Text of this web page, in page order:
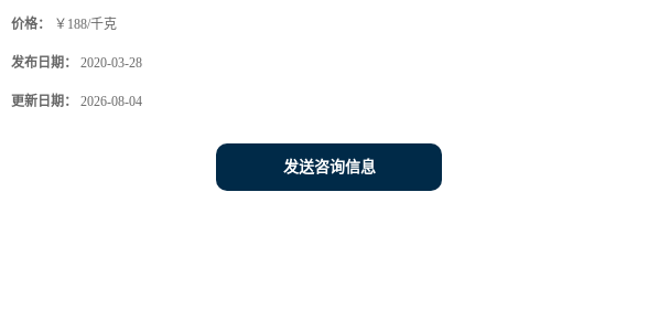
价格： ￥188/千克
发布日期： 2020-03-28
更新日期： 2026-08-04
发送咨询信息